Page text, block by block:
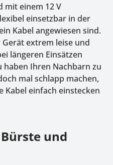
einem 12 V
einsetzbar in der
Kabel angewiesen sind.
extrem leise und
längeren Einsätzen
haben Ihren Nachbarn zu
mal schlapp machen,
Kabel einfach einstecken
und